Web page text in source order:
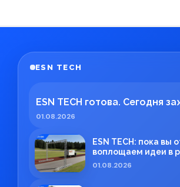
ESN TECH
ESN TECH готова. Сегодня
01.08.2026
ESN TECH: пока вы
воплощаем идеи в
01.08.2026